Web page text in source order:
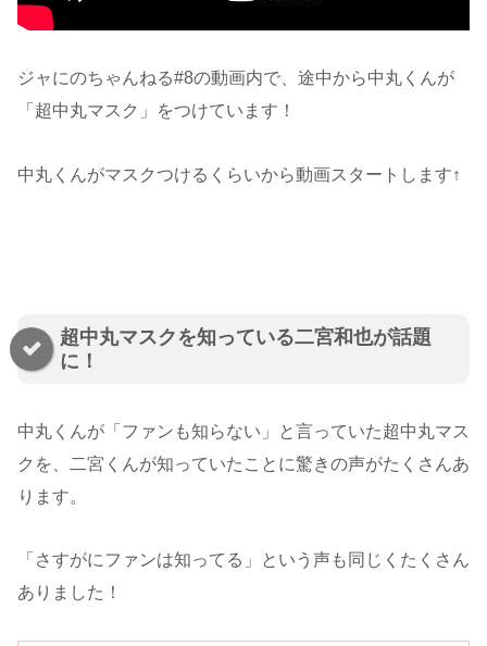
ジャにのちゃんねる#8の動画内で、途中から中丸くんが
「超中丸マスク」をつけています！
中丸くんがマスクつけるくらいから動画スタートします↑
超中丸マスクを知っている二宮和也が話題
に！
中丸くんが「ファンも知らない」と言っていた超中丸マス
クを、二宮くんが知っていたことに驚きの声がたくさんあ
ります。
「さすがにファンは知ってる」という声も同じくたくさん
ありました！